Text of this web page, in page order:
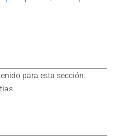
para esta sección.